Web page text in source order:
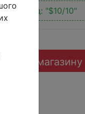
"$10/10"
до магазину